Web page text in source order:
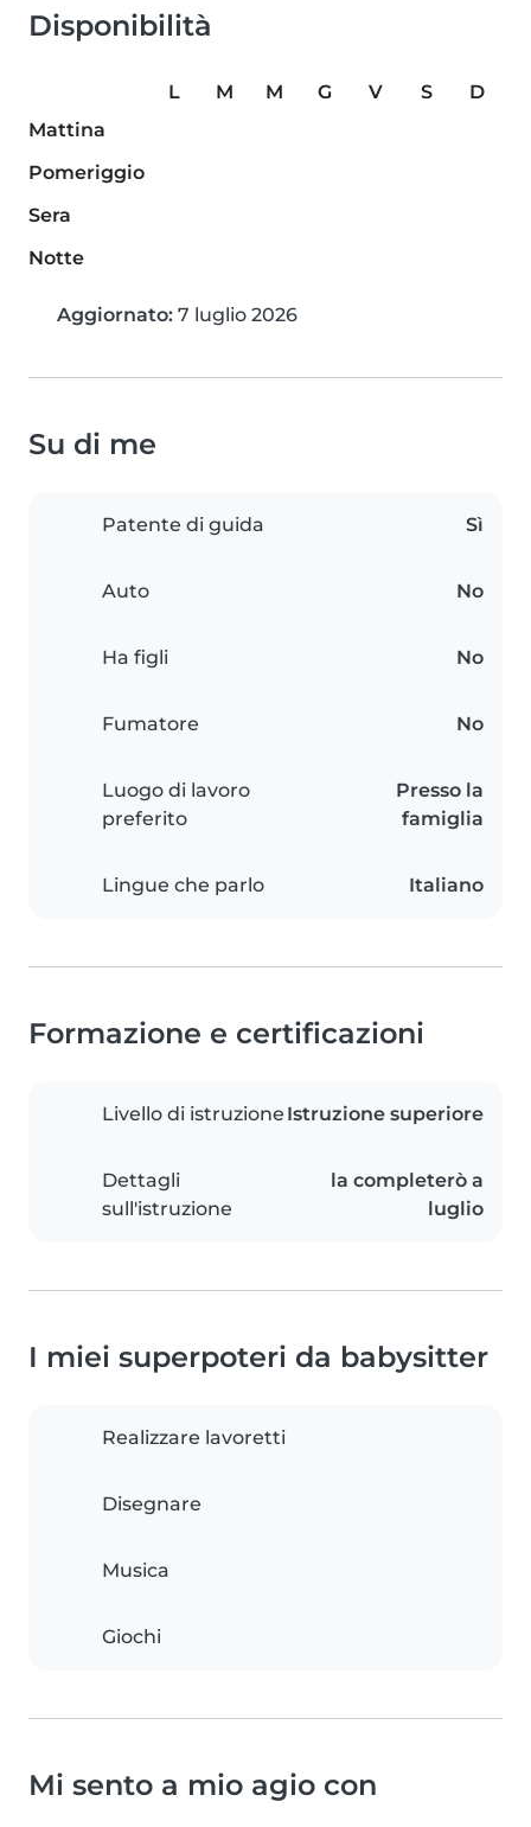
Disponibilità
L M M G V S
D
Mattina
Pomeriggio
Sera
Notte
Aggiornato: 7 luglio 2026
Su di me
Patente di guida Sì
Auto No
Ha figli No
Fumatore No
Luogo di lavoro
preferito
Presso la
famiglia
Lingue che parlo Italiano
Formazione e certificazioni
Livello di istruzione Istruzione superiore
Dettagli
sull'istruzione
la completerò a
luglio
I miei superpoteri da babysitter
Realizzare lavoretti
Disegnare
Musica
Giochi
Mi sento a mio agio con